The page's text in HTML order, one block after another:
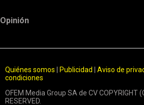
Opinión
Quiénes somos Publicidad Aviso de
condiciones
OFEM Media Group SA de CV COPYRIGHT
RESERVED.